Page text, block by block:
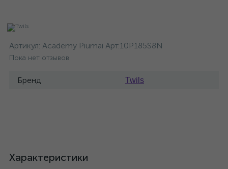
Артикул: Academy Piumai Арт.10P185S8N
Пока нет отзывов
Бренд Twils
Характеристики